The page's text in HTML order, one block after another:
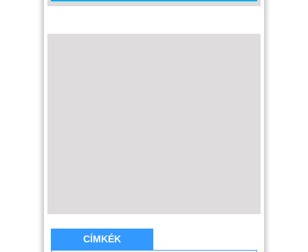
CÍMKÉK